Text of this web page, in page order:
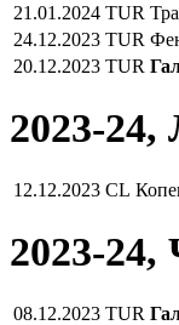
21.01.2024 TUR
24.12.2023 TUR
20.12.2023 TUR
2023-
12.12.2023 CL
2023-
08.12.2023 TUR